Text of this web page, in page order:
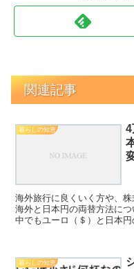
関連記事
暮らしの知恵
4
海外旅行に良くいく方や、
海外と日本円の両替方法に
中でもユーロ（＄）と日本
暮らしの知恵